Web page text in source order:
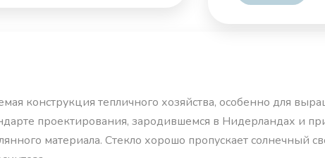
конструкция тепличного хозяйства, особенно для
проектирования, зародившемся в Нидерландах и
материала. Стекло хорошо пропускает солнечный